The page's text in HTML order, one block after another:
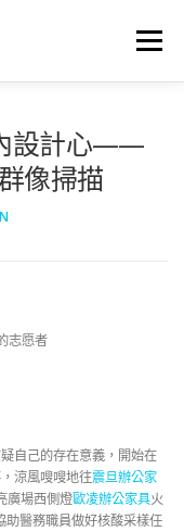
選單
設計心——
像掃描
志愿者
自己的存在意義，開始在
涼風嗖嗖地往震旦辦公家
廣場西側燈歐凌辦公家具火
醫務職員做好核酸采樣任